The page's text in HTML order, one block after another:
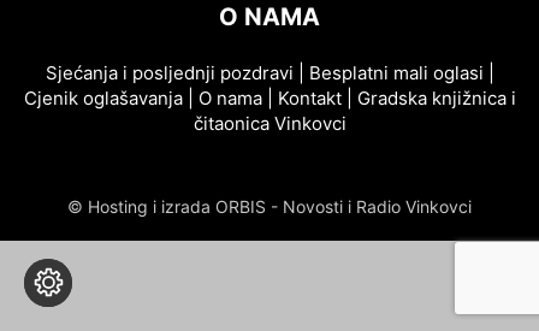
O NAMA
Sjećanja i posljednji pozdravi Besplatni mali oglasi
Cjenik oglašavanja| O nama| Kontakt| Gradska knjižnica i
čitaonica Vinkovci
© Hosting i izrada ORBIS - Novosti i Radio Vinkovci